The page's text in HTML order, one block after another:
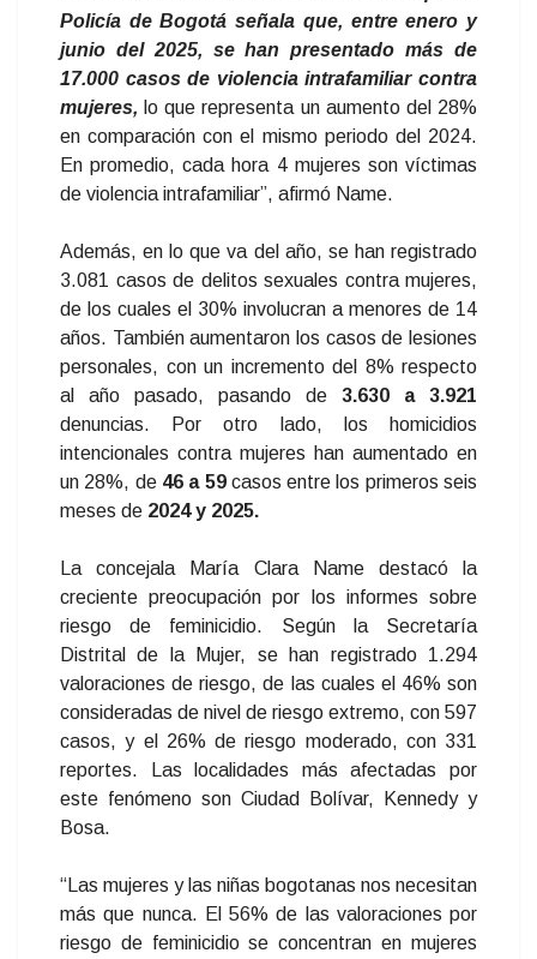
Policía de Bogotá señala que, entre enero y
junio del 2025, se han presentado más de
17.000 casos de violencia intrafamiliar contra
mujeres, lo que representa un aumento del 28%
en comparación con el mismo periodo del 2024.
En promedio, cada hora 4 mujeres son víctimas
de violencia intrafamiliar”, afirmó Name.
Además, en lo que va del año, se han registrado
3.081 casos de delitos sexuales contra mujeres,
de los cuales el 30% involucran a menores de 14
años. También aumentaron los casos de lesiones
personales, con un incremento del 8% respecto
al año pasado, pasando de 3.630 a 3.921
denuncias. Por otro lado, los homicidios
intencionales contra mujeres han aumentado en
un 28%, de 46 a 59casos entre los primeros seis
meses de 2024 y 2025.
La concejala María Clara Name destacó la
creciente preocupación por los informes sobre
riesgo de feminicidio. Según la Secretaría
Distrital de la Mujer, se han registrado 1.294
valoraciones de riesgo, de las cuales el 46% son
consideradas de nivel de riesgo extremo, con 597
casos, y el 26% de riesgo moderado, con 331
reportes. Las localidades más afectadas por
este fenómeno son Ciudad Bolívar, Kennedy y
Bosa.
“Las mujeres y las niñas bogotanas nos necesitan
más que nunca. El 56% de las valoraciones por
riesgo de feminicidio se concentran en mujeres